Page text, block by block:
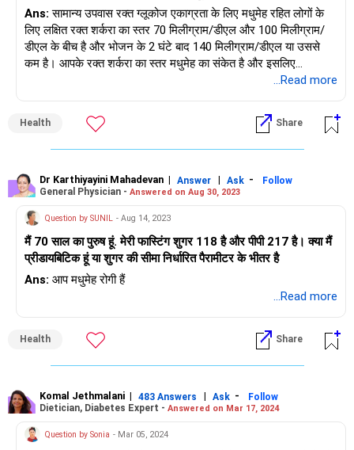
Ans: सामान्य उपवास रक्त ग्लूकोज एकाग्रता के लिए मधुमेह रहित लोगों के
लिए लक्षित रक्त शर्करा का स्तर 70 मिलीग्राम/डीएल और 100 मिलीग्राम/
डीएल के बीच है और भोजन के 2 घंटे बाद 140 मिलीग्राम/डीएल या उससे
कम है। आपके रक्त शर्करा का स्तर मधुमेह का संकेत है और इसलिए
चिकित्सकीय ध्यान देने की आवश्यकता है। आहार और जीवनशैली में संशोधन
...Read more
Health Share
Dr Karthiyayini Mahadevan | Answer | Ask -
Follow
General Physician - Answered on Aug 30, 2023
Question by SUNIL - Aug 14, 2023
मैं 70 साल का पुरुष हूं. मेरी फास्टिंग शुगर 118 है और पीपी 217 है। क्या मैं
प्रीडायबिटिक हूं या शुगर की सीमा निर्धारित पैरामीटर के भीतर है
Ans: आप मधुमेह रोगी हैं
...Read more
Health Share
Komal Jethmalani | 483 Answers | Ask -
Follow
Dietician, Diabetes Expert - Answered on Mar 17, 2024
Question by Sonia - Mar 05, 2024